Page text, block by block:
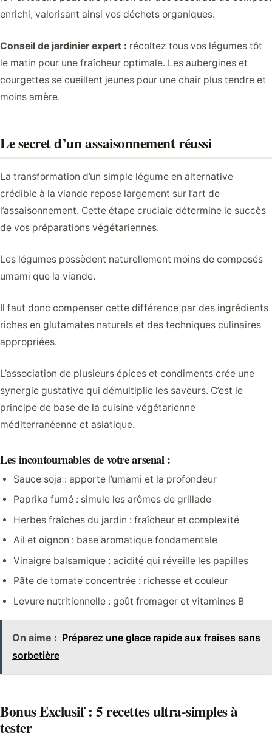
enrichi, valorisant ainsi vos déchets organiques.
Conseil de jardinier expert : récoltez tous vos légumes tôt
le matin pour une fraîcheur optimale. Les aubergines et
courgettes se cueillent jeunes pour une chair plus tendre et
moins amère.
Le secret d’un assaisonnement réussi
La transformation d’un simple légume en alternative
crédible à la viande repose largement sur l’art de
l’assaisonnement. Cette étape cruciale détermine le succès
de vos préparations végétariennes.
Les légumes possèdent naturellement moins de composés
umami que la viande.
Il faut donc compenser cette différence par des ingrédients
riches en glutamates naturels et des techniques culinaires
appropriées.
L’association de plusieurs épices et condiments crée une
synergie gustative qui démultiplie les saveurs. C’est le
principe de base de la cuisine végétarienne
méditerranéenne et asiatique.
Les incontournables de votre arsenal :
Sauce soja : apporte l’umami et la profondeur
Paprika fumé : simule les arômes de grillade
Herbes fraîches du jardin : fraîcheur et complexité
Ail et oignon : base aromatique fondamentale
Vinaigre balsamique : acidité qui réveille les papilles
Pâte de tomate concentrée : richesse et couleur
Levure nutritionnelle : goût fromager et vitamines B
On aime : Préparez une glace rapide aux fraises sans
sorbetière
Bonus Exclusif : 5 recettes ultra-simples à
tester